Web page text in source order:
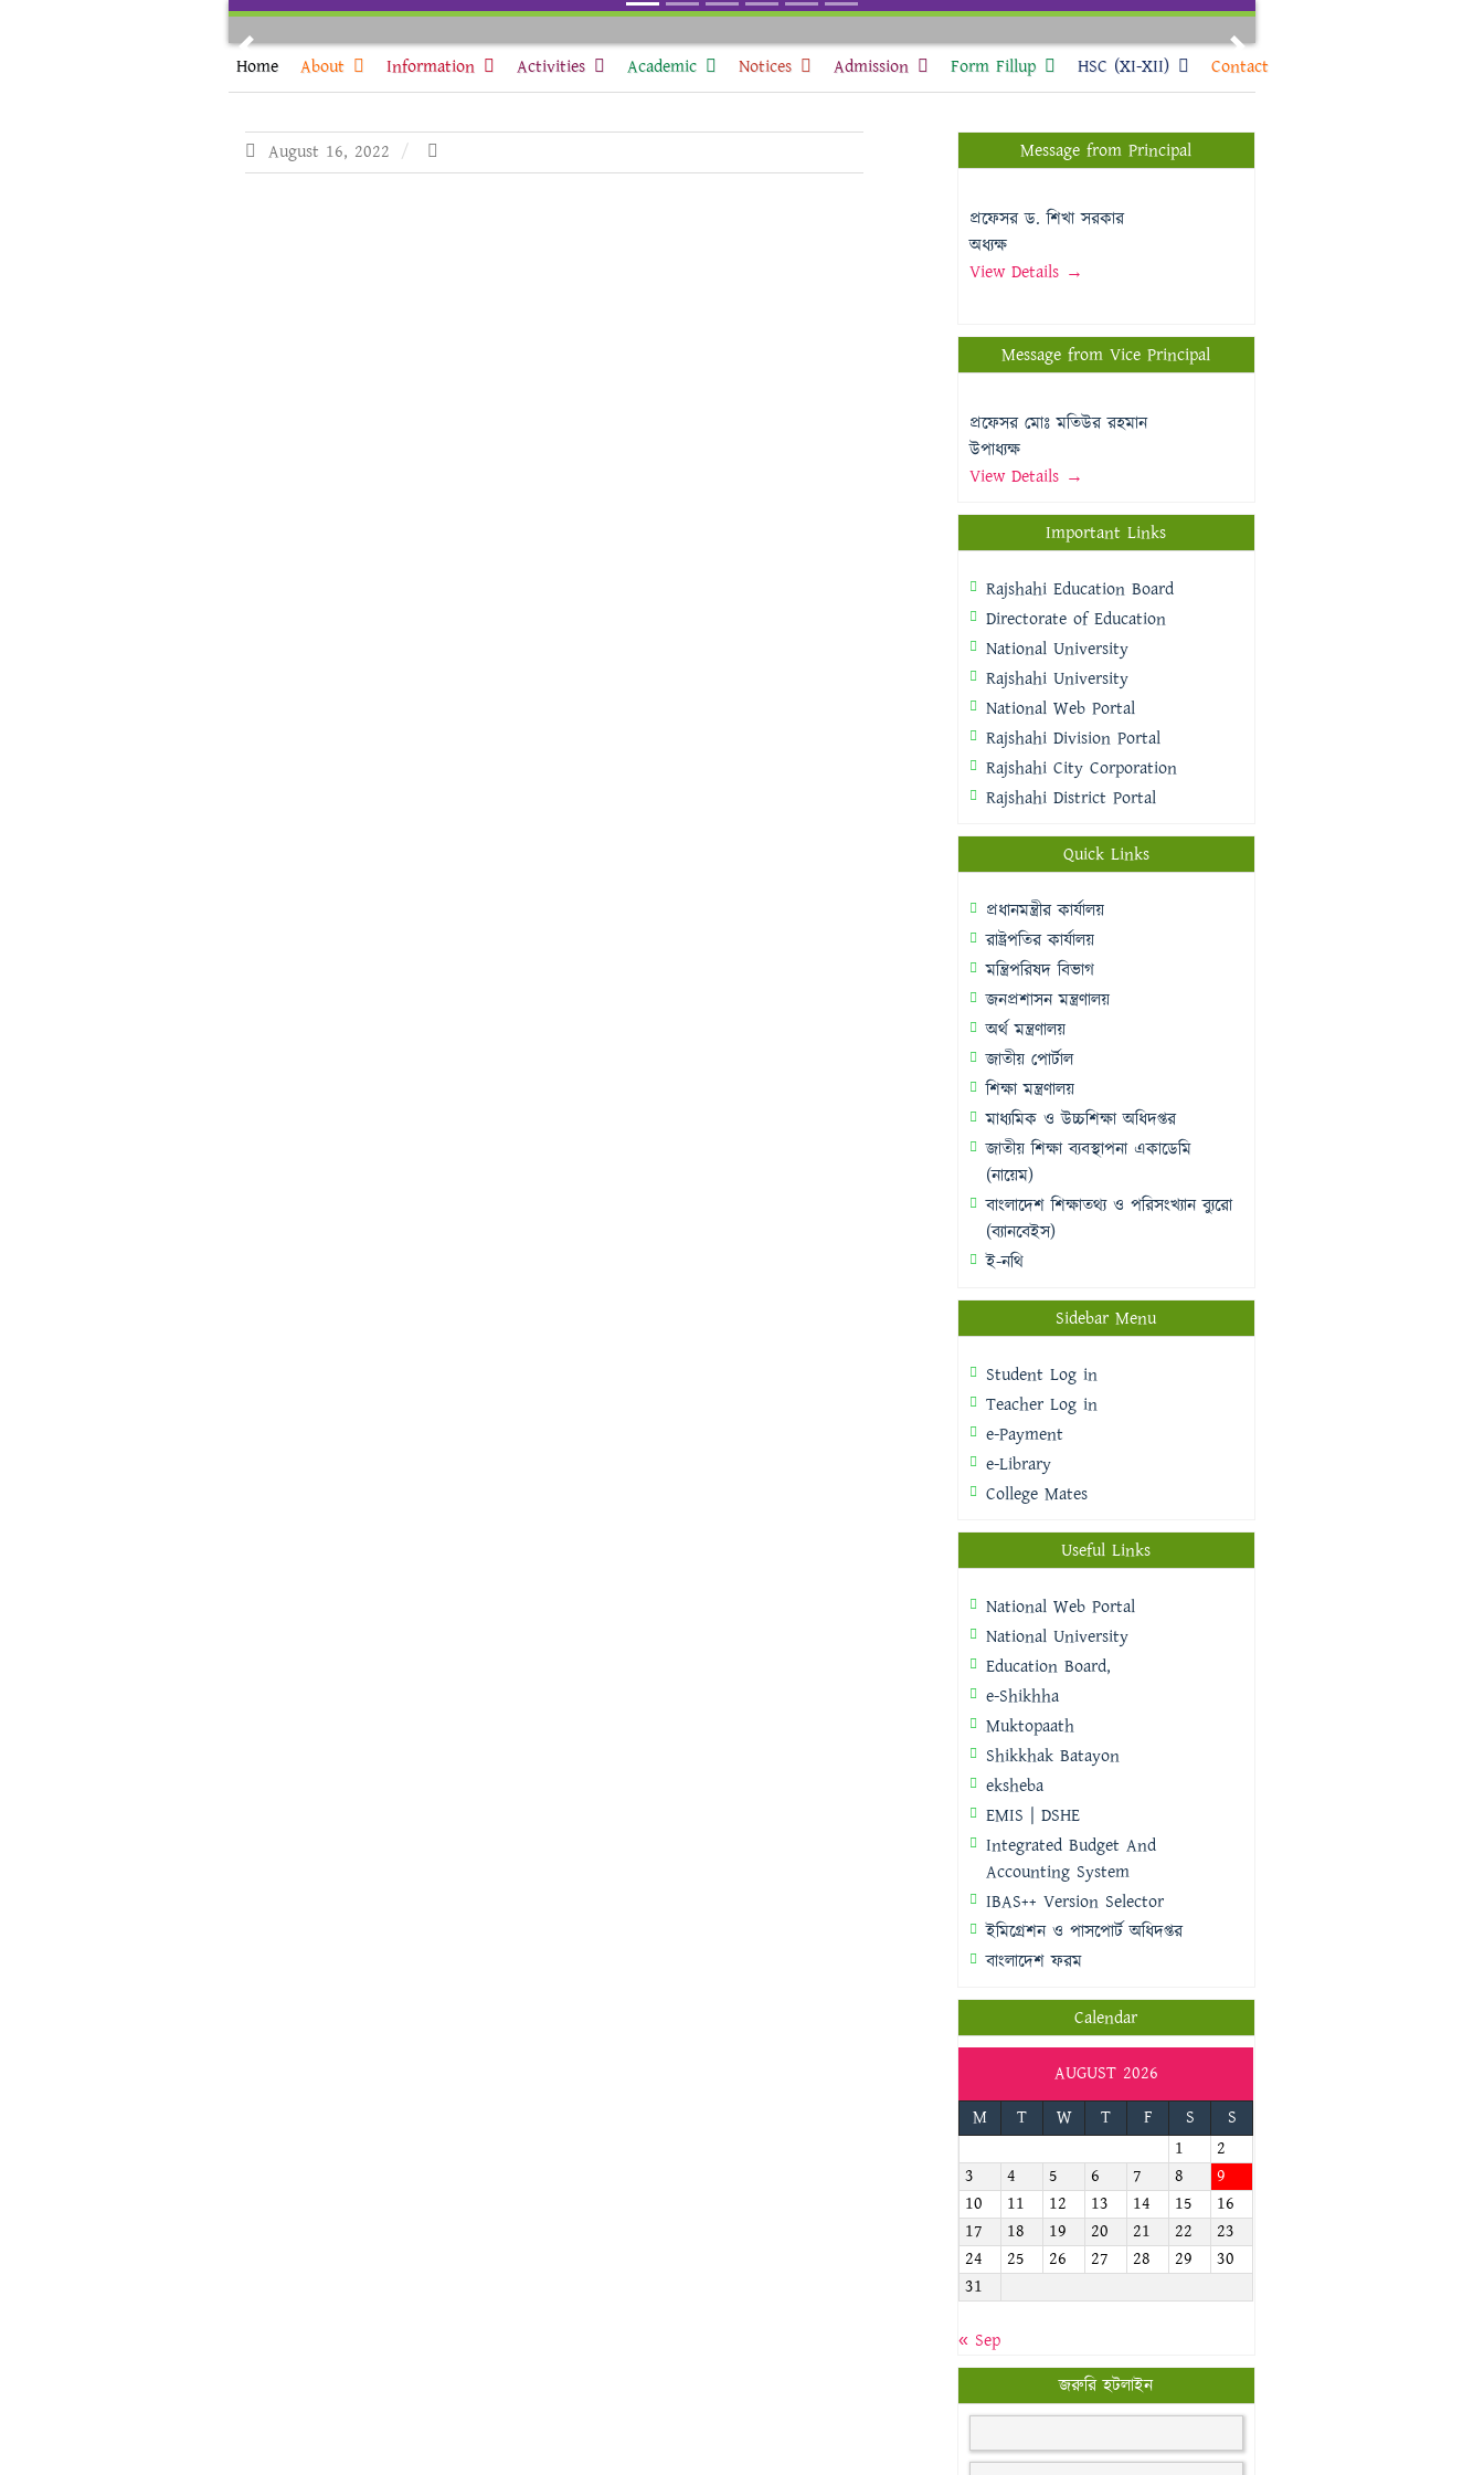
Previous Next
Home About Information Activities Academic Notices Admission Form Fillup HSC (XI-XII) Contact
August 16, 2022 Message from Principal
প্রফেসর ড. শিখা সরকার
অধ্যক্ষ
View Details →
Message from Vice Principal
প্রফেসর মোঃ মতিউর রহমান
উপাধ্যক্ষ
View Details →
Important Links
Rajshahi Education Board
Directorate of Education
National University
Rajshahi University
National Web Portal
Rajshahi Division Portal
Rajshahi City Corporation
Rajshahi District Portal
Quick Links
প্রধানমন্ত্রীর কার্যালয়
রাষ্ট্রপতির কার্যালয়
মন্ত্রিপরিষদ বিভাগ
জনপ্রশাসন মন্ত্রণালয়
অর্থ মন্ত্রণালয়
জাতীয় পোর্টাল
শিক্ষা মন্ত্রণালয়
মাধ্যমিক ও উচ্চশিক্ষা অধিদপ্তর
জাতীয় শিক্ষা ব্যবস্থাপনা একাডেমি
(নায়েম)
বাংলাদেশ শিক্ষাতথ্য ও পরিসংখ্যান ব্যুরো
(ব্যানবেইস)
ই-নথি
Sidebar Menu
Student Log in
Teacher Log in
e-Payment
e-Library
College Mates
Useful Links
National Web Portal
National University
Education Board,
e-Shikhha
Muktopaath
Shikkhak Batayon
eksheba
EMIS | DSHE
Integrated Budget And
Accounting System
IBAS++ Version Selector
ইমিগ্রেশন ও পাসপোর্ট অধিদপ্তর
বাংলাদেশ ফরম
Calendar
AUGUST 2026
M
T W T F S
S
1
2
3
4 5 6 7 8
9
10
11 12 13 14 15
16
17
18 19 20 21 22
23
24
25 26 27 28 29
30
31
« Sep
জরুরি হটলাইন